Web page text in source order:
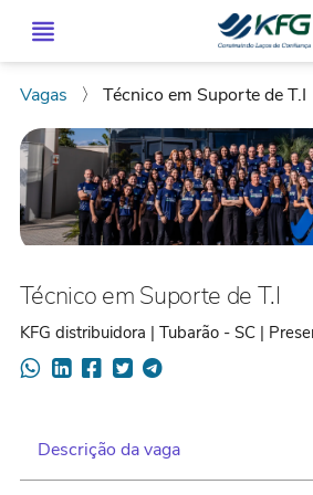
Vagas 〉 Técnico em Suporte de T.I
Técnico em Suporte de T.I
KFG distribuidora | Tubarão - SC |
Descrição da vaga